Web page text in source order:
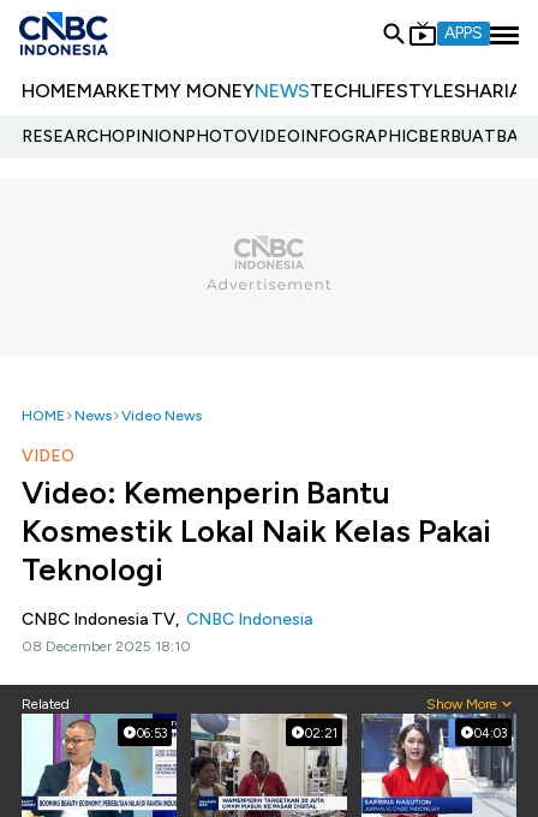
APPS
HOMEMARKETMY MONEYNEWSTECHLIFESTYLESHARIA
RESEARCHOPINIONPHOTOVIDEOINFOGRAPHIC
HOME News Video News
VIDEO
Video: Kemenperin Bantu
Kosmestik Lokal Naik Kelas Pakai
Teknologi
CNBC Indonesia TV, CNBC Indonesia
08 December 2025 18:10
Related Show More
06:53 02:21 04:03